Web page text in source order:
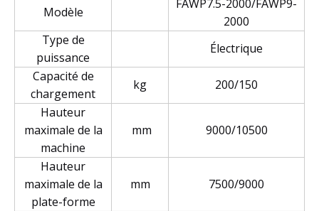
Modèle
FAWP7.5-2000/FAWP9-
2000
Type de
puissance
Électrique
Capacité de
chargement
kg
200/150
Hauteur
maximale de la
machine
mm 9000/10500
Hauteur
maximale de la
plate-forme
mm 7500/9000